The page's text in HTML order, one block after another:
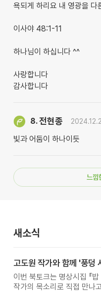
욕되게 하리요 내 영광을 다
이사야 48:1-11
하나님이 하십니다 ^^
사랑합니다
감사합니다
8.전현종
빛과 어둠이 하나이듯
느낌
새소식
고도원 작가와 함께 '풍덩
이번 북토크는 명상시집 『밥
작가의 목소리로 직접 만나